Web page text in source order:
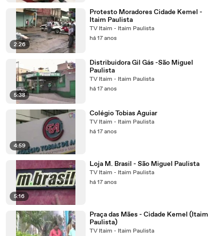
2:26
Protesto Moradores Cidade Kemel -
Itaim Paulista
TV Itaim - Itaim Paulista
há 17 anos
5:38
Distribuidora Gil Gás -São Miguel
Paulista
TV Itaim - Itaim Paulista
há 17 anos
4:59
Colégio Tobias Aguiar
TV Itaim - Itaim Paulista
há 17 anos
5:16
Loja M. Brasil - São Miguel Paulista
TV Itaim - Itaim Paulista
há 17 anos
Praça das Mães - Cidade Kemel (Itaim
Paulista)
TV Itaim - Itaim Paulista